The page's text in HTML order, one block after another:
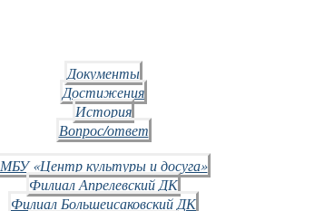
Документы
Достижения
История
Вопрос/ответ
МБУ «Центр культуры и досуга»
Филиал Апрелевский ДК
Филиал Большеисаковский ДК